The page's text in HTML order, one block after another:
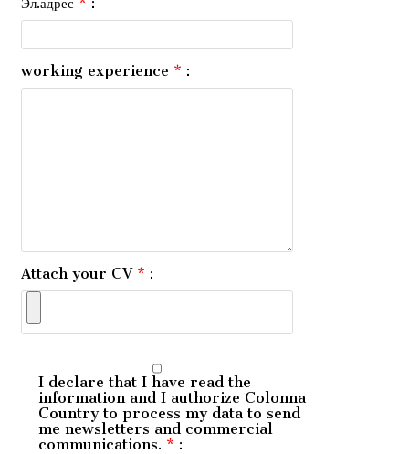
working experience * :
Attach your CV * :
I declare that I have read the
informationand I authorize Colonna
Country to process my data to send
me newsletters and commercial
communications. * :